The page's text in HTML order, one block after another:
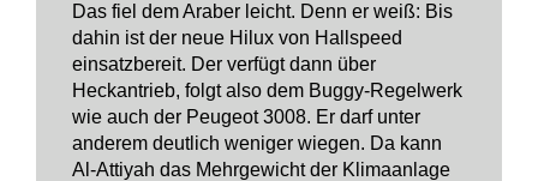
Das fiel dem Araber leicht. Denn er weiß: Bis
dahin ist der neue Hilux von Hallspeed
einsatzbereit. Der verfügt dann über
Heckantrieb, folgt also dem Buggy-Regelwerk
wie auch der Peugeot 3008. Er darf unter
anderem deutlich weniger wiegen. Da kann
Al-Attiyah das Mehrgewicht der Klimaanlage